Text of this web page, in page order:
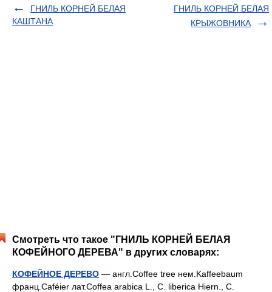
ГНИЛЬ КОРНЕЙ БЕЛАЯ
КАШТАНА
ГНИЛЬ КОРНЕЙ БЕЛАЯ
КРЫЖОВНИКА
Смотреть что такое "ГНИЛЬ КОРНЕЙ БЕЛАЯ
КОФЕЙНОГО ДЕРЕВА" в других словарях:
КОФЕЙНОЕ ДЕРЕВО — англ.Coffee tree нем.Kaffeebaum
франц.Caféier лат.Coffea arabica L., C. liberica Hiern., C.